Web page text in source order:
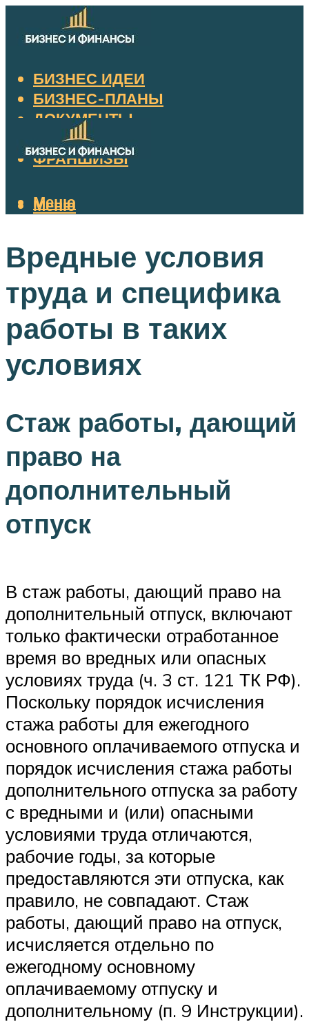
БИЗНЕС ИДЕИ
БИЗНЕС-ПЛАНЫ
ДОКУМЕНТЫ
НАЛОГИ
ФРАНШИЗЫ
Меню
Меню
Вредные условия
труда и специфика
работы в таких
условиях
Стаж работы, дающий
право на
дополнительный
отпуск
В стаж работы, дающий право на
дополнительный отпуск, включают
только фактически отработанное
время во вредных или опасных
условиях труда (ч. 3 ст. 121 ТК РФ).
Поскольку порядок исчисления
стажа работы для ежегодного
основного оплачиваемого отпуска и
порядок исчисления стажа работы
дополнительного отпуска за работу
с вредными и (или) опасными
условиями труда отличаются,
рабочие годы, за которые
предоставляются эти отпуска, как
правило, не совпадают. Стаж
работы, дающий право на отпуск,
исчисляется отдельно по
ежегодному основному
оплачиваемому отпуску и
дополнительному (п. 9 Инструкции).